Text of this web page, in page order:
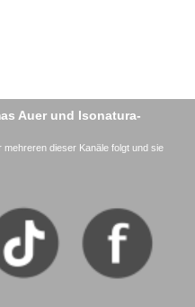
Auer und Isonatura-
mehreren dieser Kanäle folgt und sie